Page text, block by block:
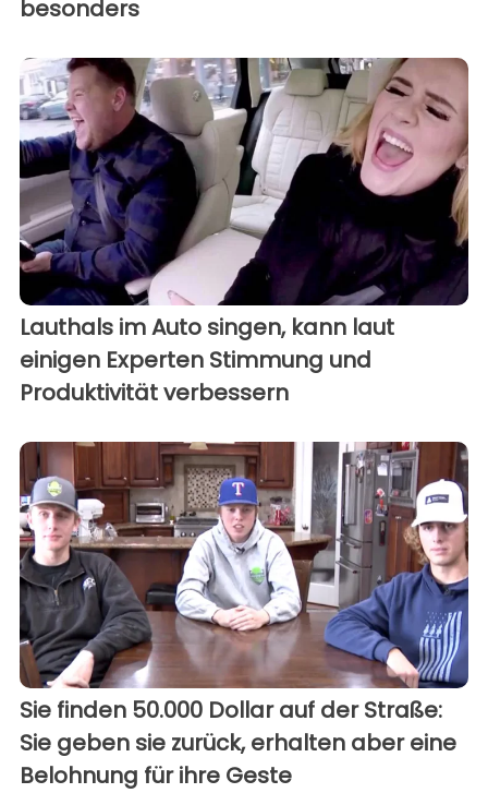
besonders
Lauthals im Auto singen, kann laut
einigen Experten Stimmung und
Produktivität verbessern
Sie finden 50.000 Dollar auf der Straße:
Sie geben sie zurück, erhalten aber eine
Belohnung für ihre Geste